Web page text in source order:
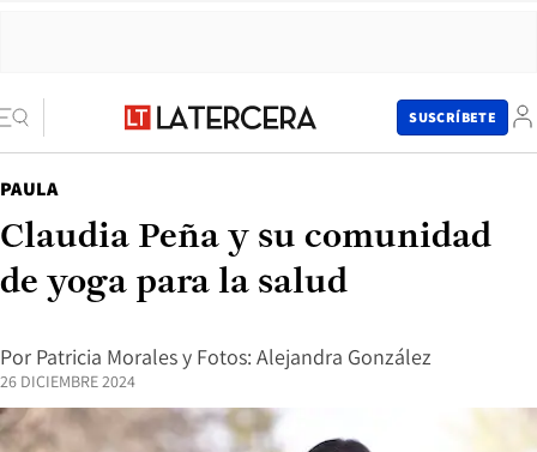
SUSCRÍBETE
PAULA
Claudia Peña y su comunidad
de yoga para la salud
Por Patricia Moralesy Fotos: Alejandra González
26 DICIEMBRE 2024